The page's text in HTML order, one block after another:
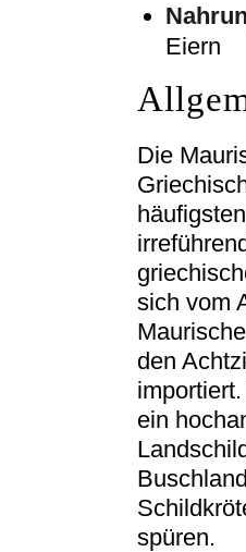
Eiern
Die
sich vom
den
ein
spüren.